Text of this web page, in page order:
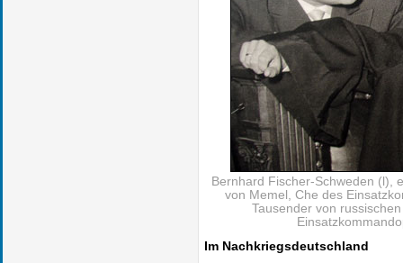
Bernhard Fischer-Schweden (l),
von Memel, Che des
Tausender von
Im Nachkriegsdeutschland